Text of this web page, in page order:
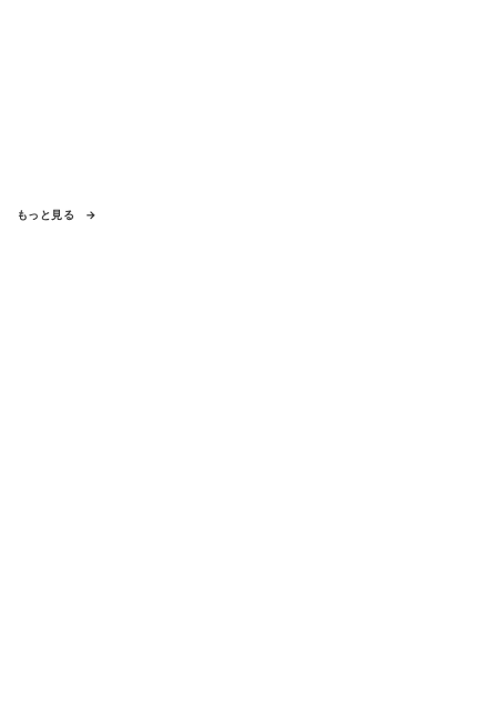
もっと見る